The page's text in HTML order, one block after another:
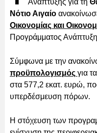
Νότιο Αιγαίο
Οικονομίας και
Προγράμματος
Σύμφωνα με την
προϋπολογισμός για
στα 577,2 εκατ. ευρώ,
υπερδέσμευση πόρων.
Η στόχευση των